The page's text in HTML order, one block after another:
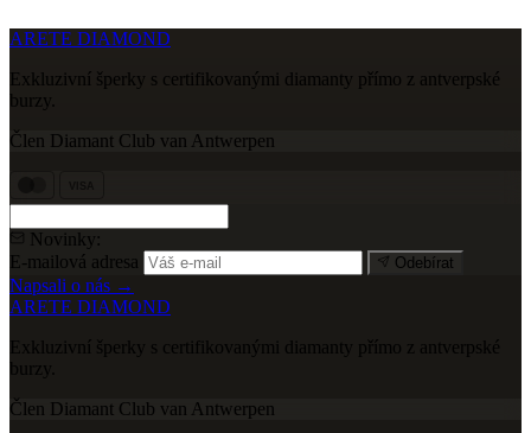
ARETE DIAMOND
Exkluzivní šperky s certifikovanými diamanty přímo z antverpské
burzy.
Člen Diamant Club van Antwerpen
Novinky:
E-mailová adresa
Odebírat
Napsali o nás →
ARETE DIAMOND
Exkluzivní šperky s certifikovanými diamanty přímo z antverpské
burzy.
Člen Diamant Club van Antwerpen